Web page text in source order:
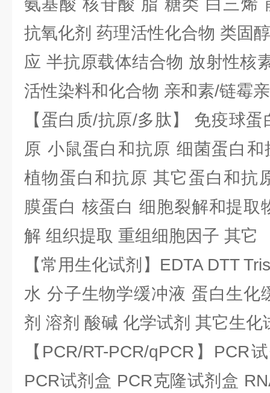
氨基酸 核苷酸 脂 糖类 白三烯
抗氧化剂 药理活性化合物 类固
应 半抗原载体结合物 放射性核
活性染料和化合物 亲和素/链霉
【蛋白质/抗原/多肽】 免疫球
原 小鼠蛋白和抗原 细菌蛋白
植物蛋白和抗原 其它蛋白和抗
膜蛋白 核蛋白 细胞裂解和提取
解 组织提取 重组细胞因子 其它
【常用生化试剂】EDTA DTT
水 分子生物学缓冲液 蛋白生化
剂 溶剂 酸碱 化学试剂 其它生化
【PCR/RT-PCR/qPCR】PCR
PCR试剂盒 PCR克隆试剂盒